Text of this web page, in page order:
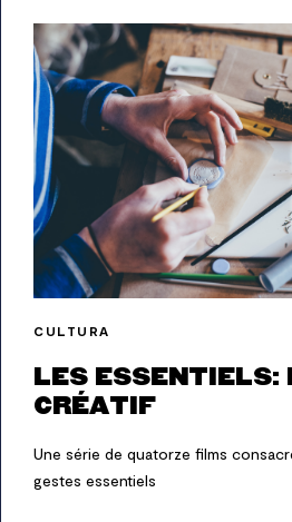
CULTURA
LES ESSENTIELS:
CRÉATIF
Une série de quatorze films
gestes essentiels